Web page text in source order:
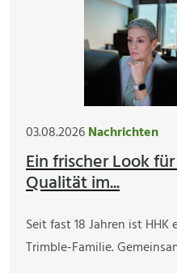
03.08.2026Nachrichten
Ein frischer Look
Qualität im...
Seit fast 18 Jahren ist
Trimble-Familie.